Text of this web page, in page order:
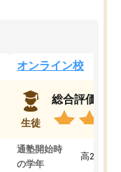
オンライン校
生徒
総合評価
通塾開始時
の学年
高2